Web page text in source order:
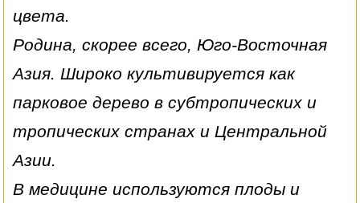
цвета.
Родина, скорее всего, Юго-Восточная
Азия. Широко культивируется как
парковое дерево в субтропических и
тропических странах и Центральной
Азии.
В медицине используются плоды и